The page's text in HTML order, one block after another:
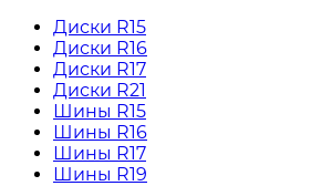
Диски R15
Диски R16
Диски R17
Диски R21
Шины R15
Шины R16
Шины R17
Шины R19